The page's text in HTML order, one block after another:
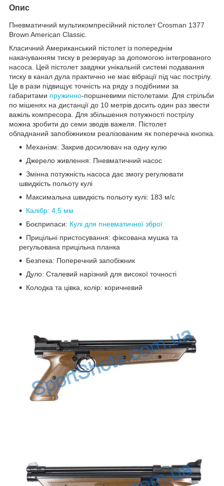
Опис
Пневматичний мультикомпресійний пістолет Crosman 1377
Brown American Classic.
Класичний Американський пістолет із попереднім
накачуванням тиску в резервуар за допомогою інтегрованого
насоса. Цей пістолет завдяки унікальній системі подавання
тиску в канал дула практично не має вібрації під час пострілу.
Це в рази підвищує точність на ряду з подібними за
габаритами пружинно-поршневими пістолетами. Для стрільби
по мішенях на дистанції до 10 метрів досить один раз звести
важіль компресора. Для збільшення потужності пострілу
можна зробити до семи зводів важеля. Пістолет
обладнаний запобіжником реалізованим як поперечна кнопка.
Механізм: Закрив досилювач на одну кулю
Джерело живлення: Пневматичний насос
Змінна потужність насоса дає змогу регулювати
швидкість польоту кулі
Максимальна швидкість польоту кулі: 183 м/с
Калібр: 4,5 мм
Боєприпаси: Кулі для пневматичної зброї
Прицільні пристосування: фіксована мушка та
регульована прицільна планка
Безпека: Поперечний запобіжник
Дуло: Сталевий нарізний для високої точності
Колодка та цівка, колір: коричневий